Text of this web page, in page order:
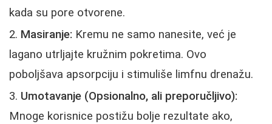
kada su pore otvorene.
Masiranje: Kremu ne samo nanesite, već je
lagano utrljajte kružnim pokretima. Ovo
poboljšava apsorpciju i stimuliše limfnu drenažu.
Umotavanje (Opsionalno, ali preporučljivo):
Mnoge korisnice postižu bolje rezultate ako,